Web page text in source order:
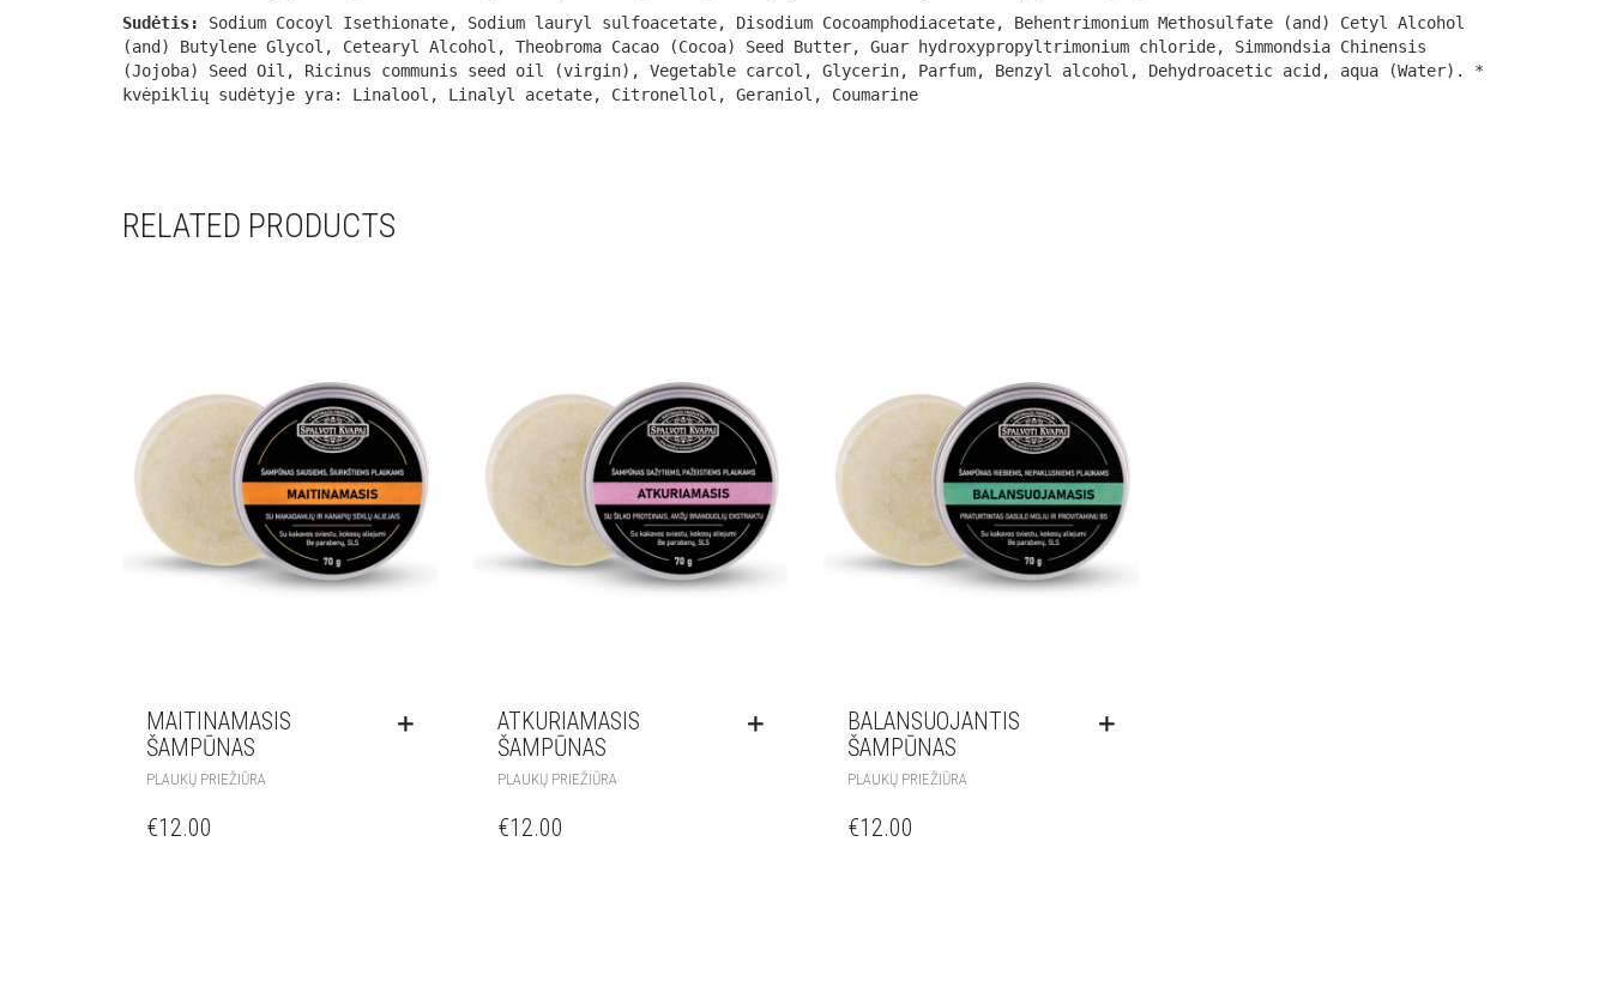
Sudėtis:
Sodium Cocoyl Isethionate, Sodium lauryl sulfoacetate, Disodium Cocoamphodiacetate, Behentrimonium Methosulfate (and) Cetyl Alcohol
(and) Butylene Glycol, Cetearyl Alcohol, Theobroma Cacao (Cocoa) Seed Butter, Guar hydroxypropyltrimonium chloride, Simmondsia Chinensis
(Jojoba) Seed Oil, Ricinus communis seed oil (virgin), Vegetable carcol, Glycerin, Parfum, Benzyl alcohol, Dehydroacetic acid, aqua (Water). *
kvėpiklių sudėtyje yra: Linalool, Linalyl acetate, Citronellol, Geraniol, Coumarine
RELATED PRODUCTS
MAITINAMASIS
ŠAMPŪNAS
PLAUKŲ PRIEŽIŪRA
€12.00
ATKURIAMASIS
ŠAMPŪNAS
PLAUKŲ PRIEŽIŪRA
€12.00
BALANSUOJANTIS
ŠAMPŪNAS
PLAUKŲ PRIEŽIŪRA
€12.00